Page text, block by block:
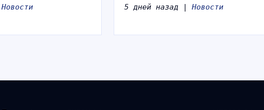
Новости 5 дней назад | Новости